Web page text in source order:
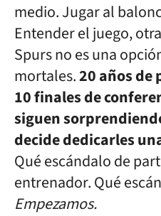
medio. Jugar al
Entender el juego,
Spurs no es una
mortales.20 años de
10 finales de
siguen
decide dedicarles
Qué escándalo de
entrenador. Qué
Empezamos.